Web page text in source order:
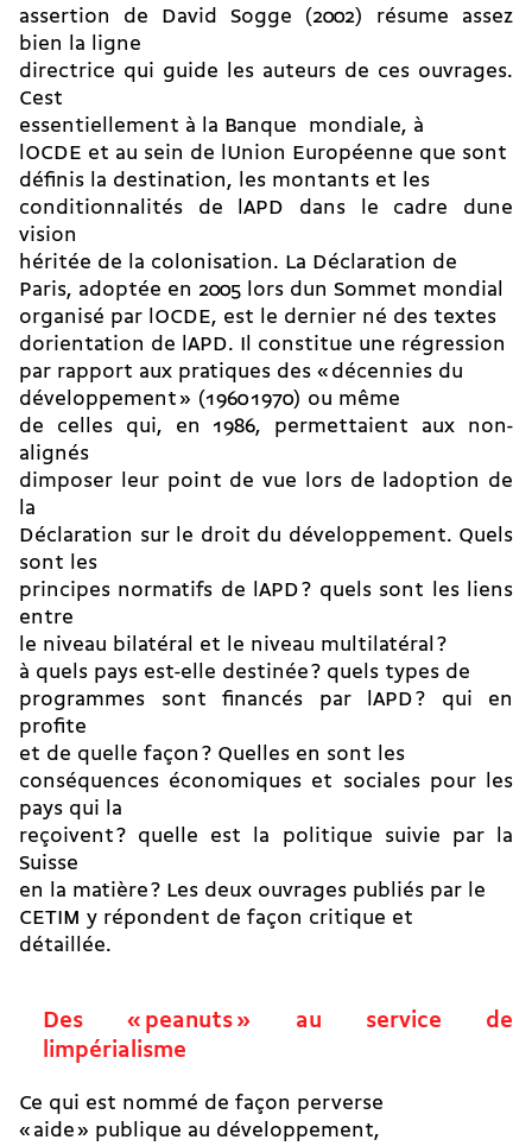
assertion de David Sogge (2002) résume assez
bien la ligne
directrice qui guide les auteurs de ces ouvrages.
Cest
essentiellement à la Banque mondiale, à
lOCDE et au sein de lUnion Européenne que sont
définis la destination, les montants et les
conditionnalités de lAPD dans le cadre dune
vision
héritée de la colonisation. La Déclaration de
Paris, adoptée en 2005 lors dun Sommet mondial
organisé par lOCDE, est le dernier né des textes
dorientation de lAPD. Il constitue une régression
par rapport aux pratiques des « décennies du
développement » (1960  1970) ou même
de celles qui, en 1986, permettaient aux non-
alignés
dimposer leur point de vue lors de ladoption de
la
Déclaration sur le droit du développement. Quels
sont les
principes normatifs de lAPD ? quels sont les liens
entre
le niveau bilatéral et le niveau multilatéral ?
à quels pays est-elle destinée ? quels types de
programmes sont financés par lAPD ? qui en
profite
et de quelle façon ? Quelles en sont les
conséquences économiques et sociales pour les
pays qui la
reçoivent ? quelle est la politique suivie par la
Suisse
en la matière ? Les deux ouvrages publiés par le
CETIM y répondent de façon critique et
détaillée.
Des « peanuts » au service de
limpérialisme
Ce qui est nommé de façon perverse
« aide » publique au développement,